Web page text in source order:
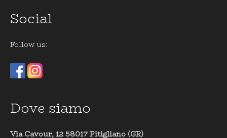
Social
Follow us:
Dove siamo
Via Cavour, 12 58017 Pitigliano (GR)